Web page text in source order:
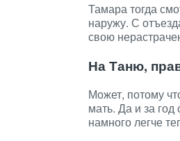
Тамара тогда
наружу. С
свою
На Таню,
Может, потому
мать. Да и за
намного легче